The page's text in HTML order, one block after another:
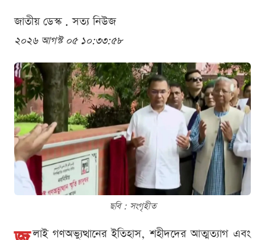
জাতীয় ডেস্ক . সত্য নিউজ
২০২৬ আগস্ট ০৫ ১০:৩৩:৫৮
ছবি : সংগৃহীত
লাই গণঅভ্যুত্থানের ইতিহাস, শহীদদের আত্মত্যাগ এবং